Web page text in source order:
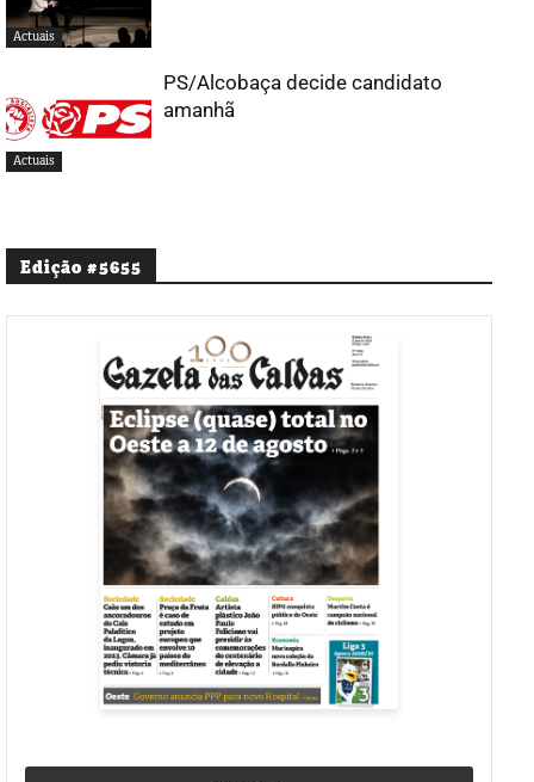
Actuais
Actuais
PS/Alcobaça decide candidato
amanhã
Edição #5655